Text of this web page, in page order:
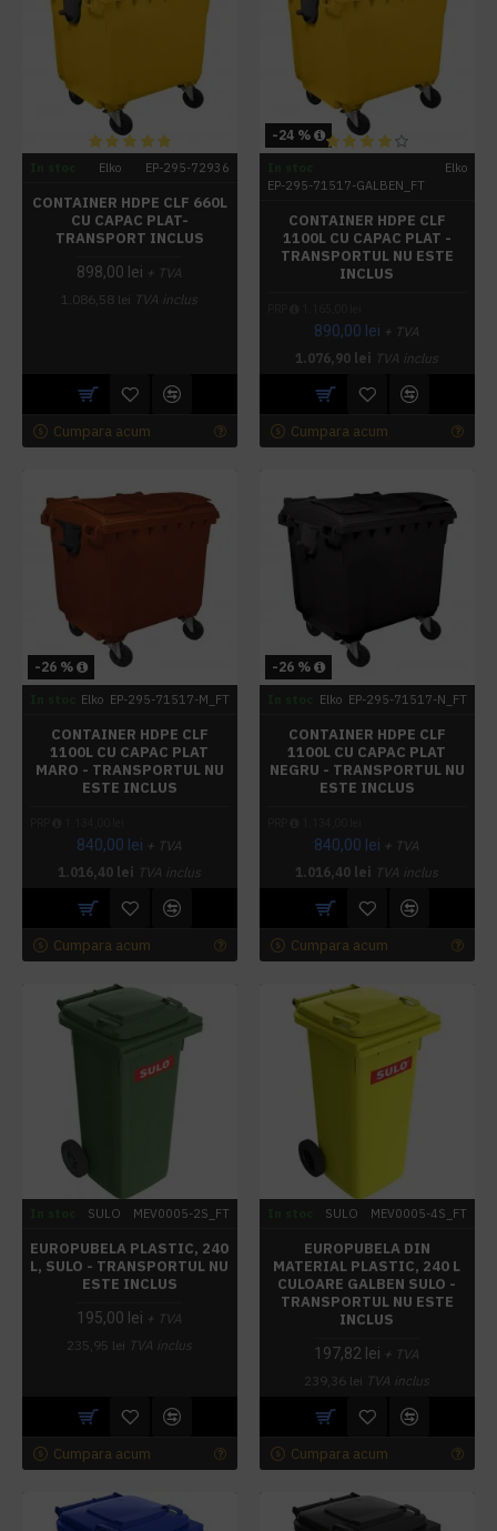
Elko EP-295-72936
CONTAINER HDPE CLF 660L
CU CAPAC PLAT-
TRANSPORT INCLUS
898,00 lei + TVA
1.086,58 lei TVA inclus
Cumpara acum
-24 %
Elko
EP-295-71517-GALBEN_FT
CONTAINER HDPE CLF
1100L CU CAPAC PLAT -
TRANSPORTUL NU ESTE
INCLUS
890,00 lei + TVA
1.076,90 lei TVA inclus
Cumpara acum
-26 %
Elko EP-295-71517-M_FT
CONTAINER HDPE CLF
1100L CU CAPAC PLAT
MARO - TRANSPORTUL NU
ESTE INCLUS
840,00 lei + TVA
1.016,40 lei TVA inclus
Cumpara acum
-26 %
Elko EP-295-71517-N_FT
CONTAINER HDPE CLF
1100L CU CAPAC PLAT
NEGRU - TRANSPORTUL NU
ESTE INCLUS
840,00 lei + TVA
1.016,40 lei TVA inclus
Cumpara acum
SULO MEV0005-2S_FT
EUROPUBELA PLASTIC, 240
L, SULO - TRANSPORTUL NU
ESTE INCLUS
195,00 lei + TVA
235,95 lei TVA inclus
Cumpara acum
SULO MEV0005-4S_FT
EUROPUBELA DIN
MATERIAL PLASTIC, 240 L
CULOARE GALBEN SULO -
TRANSPORTUL NU ESTE
INCLUS
197,82 lei + TVA
239,36 lei TVA inclus
Cumpara acum